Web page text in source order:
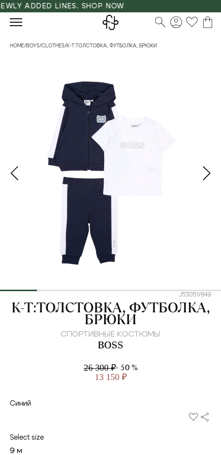
ADDED LINES. SHOP NOW
HOME/BOYS/CLOTHES/К-Т:ТОЛСТОВКА, ФУТБОЛКА, БРЮКИ
J53051/849
BOSS
К-Т:ТОЛСТОВКА, ФУТБОЛКА,
БРЮКИ
СПОРТИВНЫЕ КОСТЮМЫ
BOSS
26 300 ₽- 50 %
13 150 ₽
Синий
Select size
9 м